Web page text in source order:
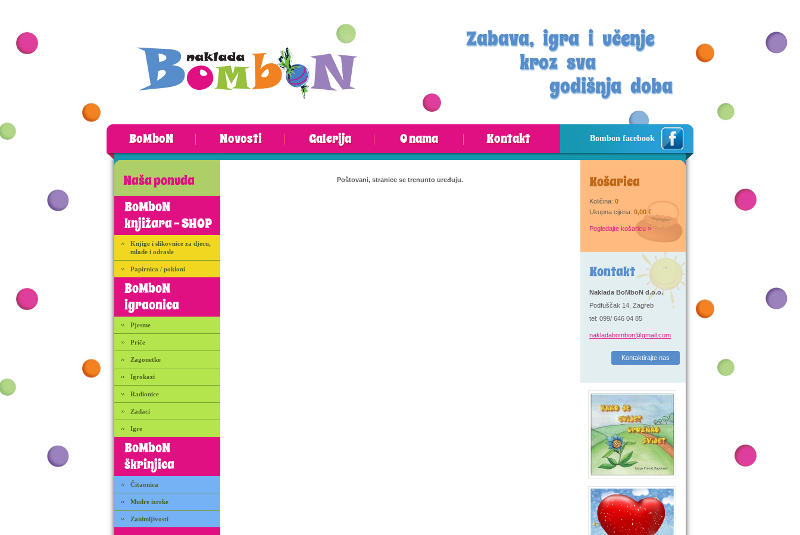
Zabava, igra i učenje
kroz sva
godišnja doba
Bombon facebook
BoMboN Novosti Galerija O nama Kontakt
Naša ponuda
BoMboN
knjižara - SHOP
Knjige i slikovnice za djecu,
mlade i odrasle
Papirnica / pokloni
BoMboN
igraonica
Pjesme
Priče
Zagonetke
Igrokazi
Radionice
Zadaci
Igre
BoMboN
škrinjica
Čitaonica
Mudre izreke
Zanimljivosti
Poštovani, stranice se trenunto uređuju. Košarica
Količina: 0
Ukupna cijena: 0,00 €
Pogledajte košaricu »
Kontakt
Naklada BoMboN d.o.o.
Podfuščak 14, Zagreb
tel: 099/ 646 04 85
nakladabombon@gmail.com
Kontaktirajte nas